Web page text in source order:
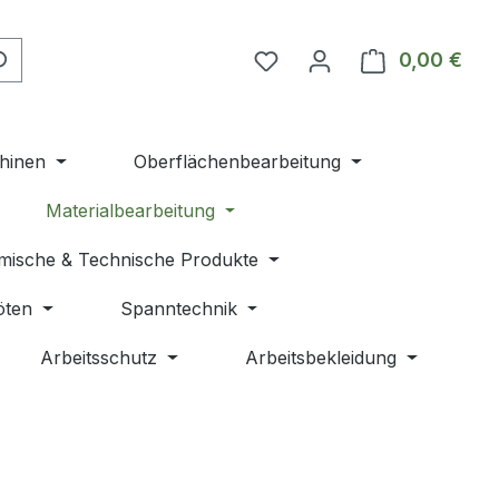
Du hast 0 Produkte auf
0,00 €
Oberflächenbearbeitung
Materialbearbeitung
& Technische Produkte
Spanntechnik
Arbeitsschutz Arbeitsbekleidung